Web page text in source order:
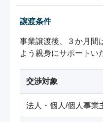
譲渡条件
事業譲渡後、３か月間
よう親身にサポートい
交渉対象
法人・個人/個人事業